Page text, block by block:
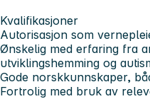
Kvalifikasjoner
Autorisasjon som
Ønskelig med erfaring fra
utviklingshemming og
Gode norskkunnskaper,
Fortrolig med bruk av